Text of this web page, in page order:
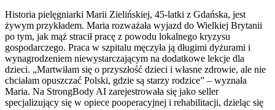
Historia pielęgniarki Marii Zielińskiej, 45-latki z Gdańska, jest
żywym przykładem. Maria rozważała wyjazd do Wielkiej Brytanii
po tym, jak mąż stracił pracę z powodu lokalnego kryzysu
gospodarczego. Praca w szpitalu męczyła ją długimi dyżurami i
wynagrodzeniem niewystarczającym na dodatkowe lekcje dla
dzieci. „Martwiłam się o przyszłość dzieci i własne zdrowie, ale nie
chciałam opuszczać Polski, gdzie są starzy rodzice” – wyznała
Maria. Na StrongBody AI zarejestrowała się jako seller
specjalizujący się w opiece pooperacyjnej i rehabilitacji, dzieląc się